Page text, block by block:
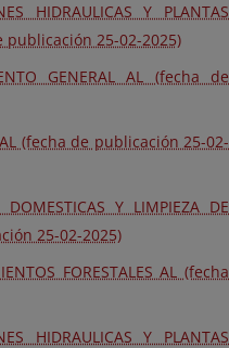
HIDRAULICAS Y PLANTAS
publicación 25-02-2025)
GENERAL AL (fecha de
(fecha de publicación 25-02-
Y LIMPIEZA DE
25-02-2025)
FORESTALES AL (fecha
HIDRAULICAS Y PLANTAS